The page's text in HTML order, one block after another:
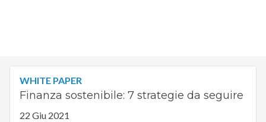
WHITE PAPER
Finanza sostenibile: 7 strategie da seguire
22 Giu 2021